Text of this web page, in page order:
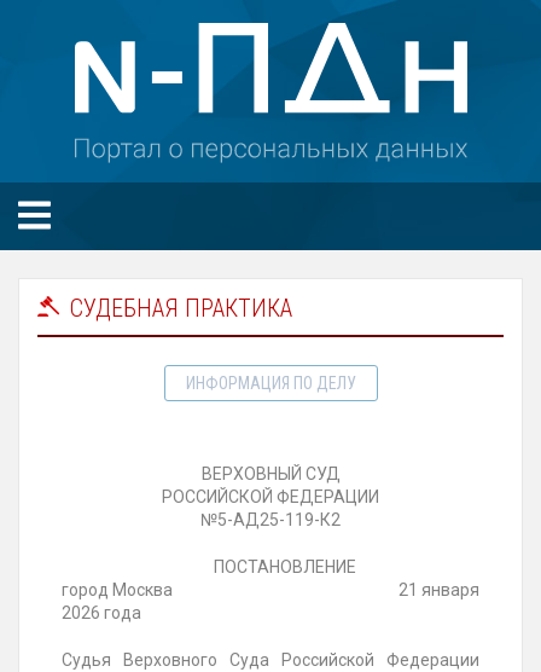
СУДЕБНАЯ ПРАКТИКА
ИНФОРМАЦИЯ ПО ДЕЛУ
ВЕРХОВНЫЙ СУД
РОССИЙСКОЙ ФЕДЕРАЦИИ
№5-АД25-119-К2
ПОСТАНОВЛЕНИЕ
город Москва 21 января
2026 года
Судья Верховного Суда Российской Федерации